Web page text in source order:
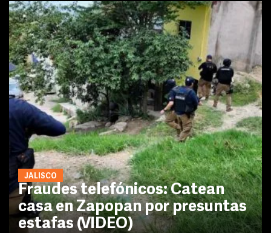
JALISCO
Fraudes telefónicos: Catean
casa en Zapopan por presuntas
estafas (VIDEO)